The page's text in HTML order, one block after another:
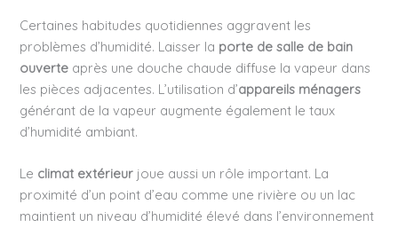
Certaines habitudes quotidiennes aggravent les
problèmes d’humidité. Laisser la porte de salle de bain
ouverte après une douche chaude diffuse la vapeur dans
les pièces adjacentes. L’utilisation d’appareils ménagers
générant de la vapeur augmente également le taux
d’humidité ambiant.
Le climat extérieur joue aussi un rôle important. La
proximité d’un point d’eau comme une rivière ou un lac
maintient un niveau d’humidité élevé dans l’environnement